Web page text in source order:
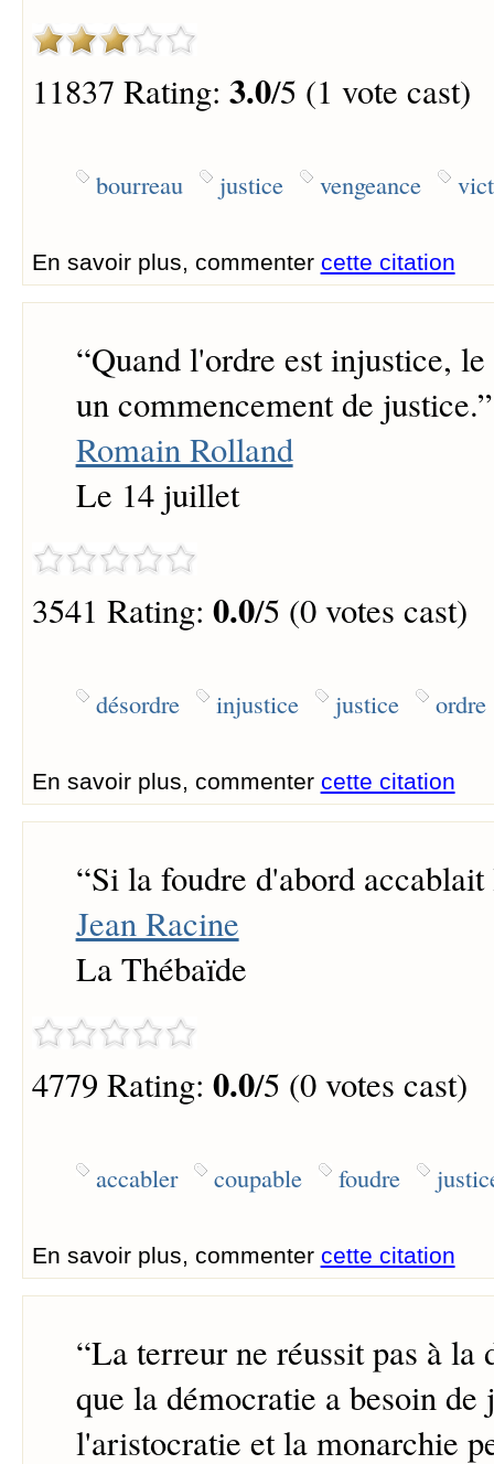
11837 Rating: 3.0/5 (1 vote cast)
bourreau justice vengeance
En savoir plus, commenter cette citation
“Quand l'ordre est injustice, le
un commencement de justice.”
Romain Rolland
Le 14 juillet
3541 Rating: 0.0/5 (0 votes cast)
désordre injustice justice ordre
En savoir plus, commenter cette citation
“Si la foudre d'abord
Jean Racine
La Thébaïde
4779 Rating: 0.0/5 (0 votes cast)
accabler coupable foudre
En savoir plus, commenter cette citation
“La terreur ne réussit pas à la
que la démocratie a besoin de
l'aristocratie et la monarchie